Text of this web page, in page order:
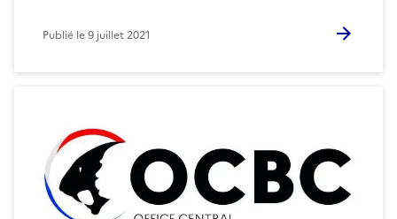
Publié le9 juillet 2021